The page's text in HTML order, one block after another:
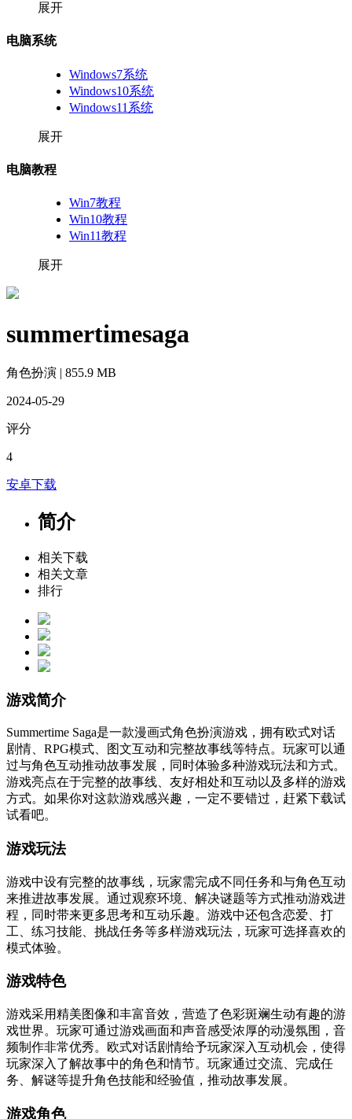
展开
电脑系统
Windows7系统
Windows10系统
Windows11系统
展开
电脑教程
Win7教程
Win10教程
Win11教程
展开
summertimesaga
角色扮演 | 855.9 MB
2024-05-29
评分
4
安卓下载
简介
相关下载
相关文章
排行
游戏简介
Summertime Saga是一款漫画式角色扮演游戏，拥有欧式对话
剧情、RPG模式、图文互动和完整故事线等特点。玩家可以通
过与角色互动推动故事发展，同时体验多种游戏玩法和方式。
游戏亮点在于完整的故事线、友好相处和互动以及多样的游戏
方式。如果你对这款游戏感兴趣，一定不要错过，赶紧下载试
试看吧。
游戏玩法
游戏中设有完整的故事线，玩家需完成不同任务和与角色互动
来推进故事发展。通过观察环境、解决谜题等方式推动游戏进
程，同时带来更多思考和互动乐趣。游戏中还包含恋爱、打
工、练习技能、挑战任务等多样游戏玩法，玩家可选择喜欢的
模式体验。
游戏特色
游戏采用精美图像和丰富音效，营造了色彩斑斓生动有趣的游
戏世界。玩家可通过游戏画面和声音感受浓厚的动漫氛围，音
频制作非常优秀。欧式对话剧情给予玩家深入互动机会，使得
玩家深入了解故事中的角色和情节。玩家通过交流、完成任
务、解谜等提升角色技能和经验值，推动故事发展。
游戏角色